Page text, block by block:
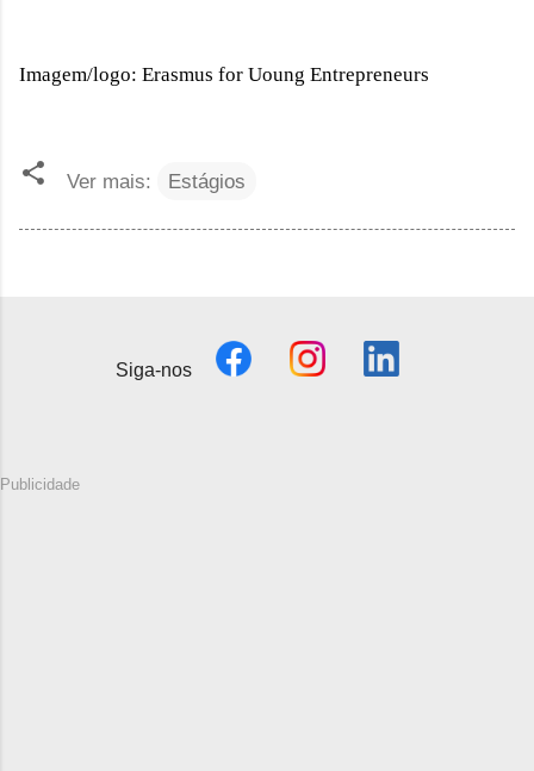
Imagem/logo: Erasmus for Uoung Entrepreneurs
Ver mais: Estágios
Siga-nos
Publicidade